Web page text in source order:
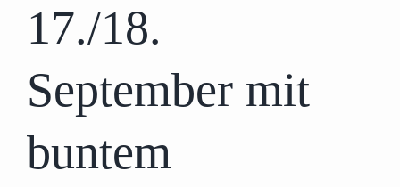
17./18.
September mit
buntem